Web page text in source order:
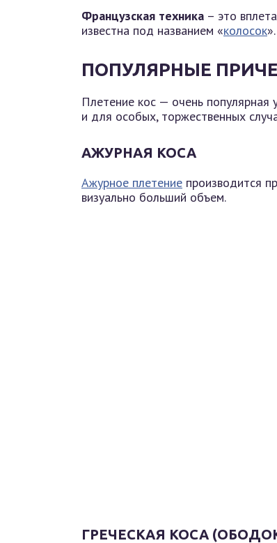
Французская техника – это
известна под названием «колосок».
ПОПУЛЯРНЫЕ
Плетение кос — очень популярная
и для особых, торжественных
АЖУРНАЯ КОСА
Ажурное плетение производится
визуально больший объем.
ГРЕЧЕСКАЯ КОСА